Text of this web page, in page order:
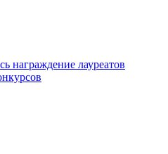
награждение лауреатов